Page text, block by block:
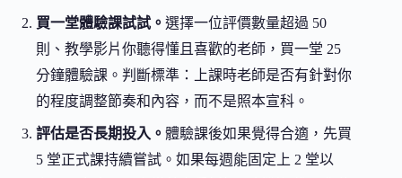
買一堂體驗課試試。 選擇一位評價數量超過 50
則、教學影片你聽得懂且喜歡的老師，買一堂 25
分鐘體驗課。判斷標準：上課時老師是否有針對你
的程度調整節奏和內容，而不是照本宣科。
評估是否長期投入。 體驗課後如果覺得合適，先買
5 堂正式課持續嘗試。如果每週能固定上 2 堂以